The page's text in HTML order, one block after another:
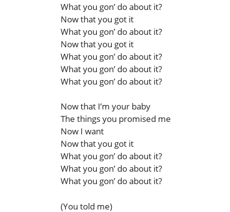
What you gon’ do about it?
Now that you got it
What you gon’ do about it?
Now that you got it
What you gon’ do about it?
What you gon’ do about it?
What you gon’ do about it?
Now that I’m your baby
The things you promised me
Now I want
Now that you got it
What you gon’ do about it?
What you gon’ do about it?
What you gon’ do about it?
(You told me)